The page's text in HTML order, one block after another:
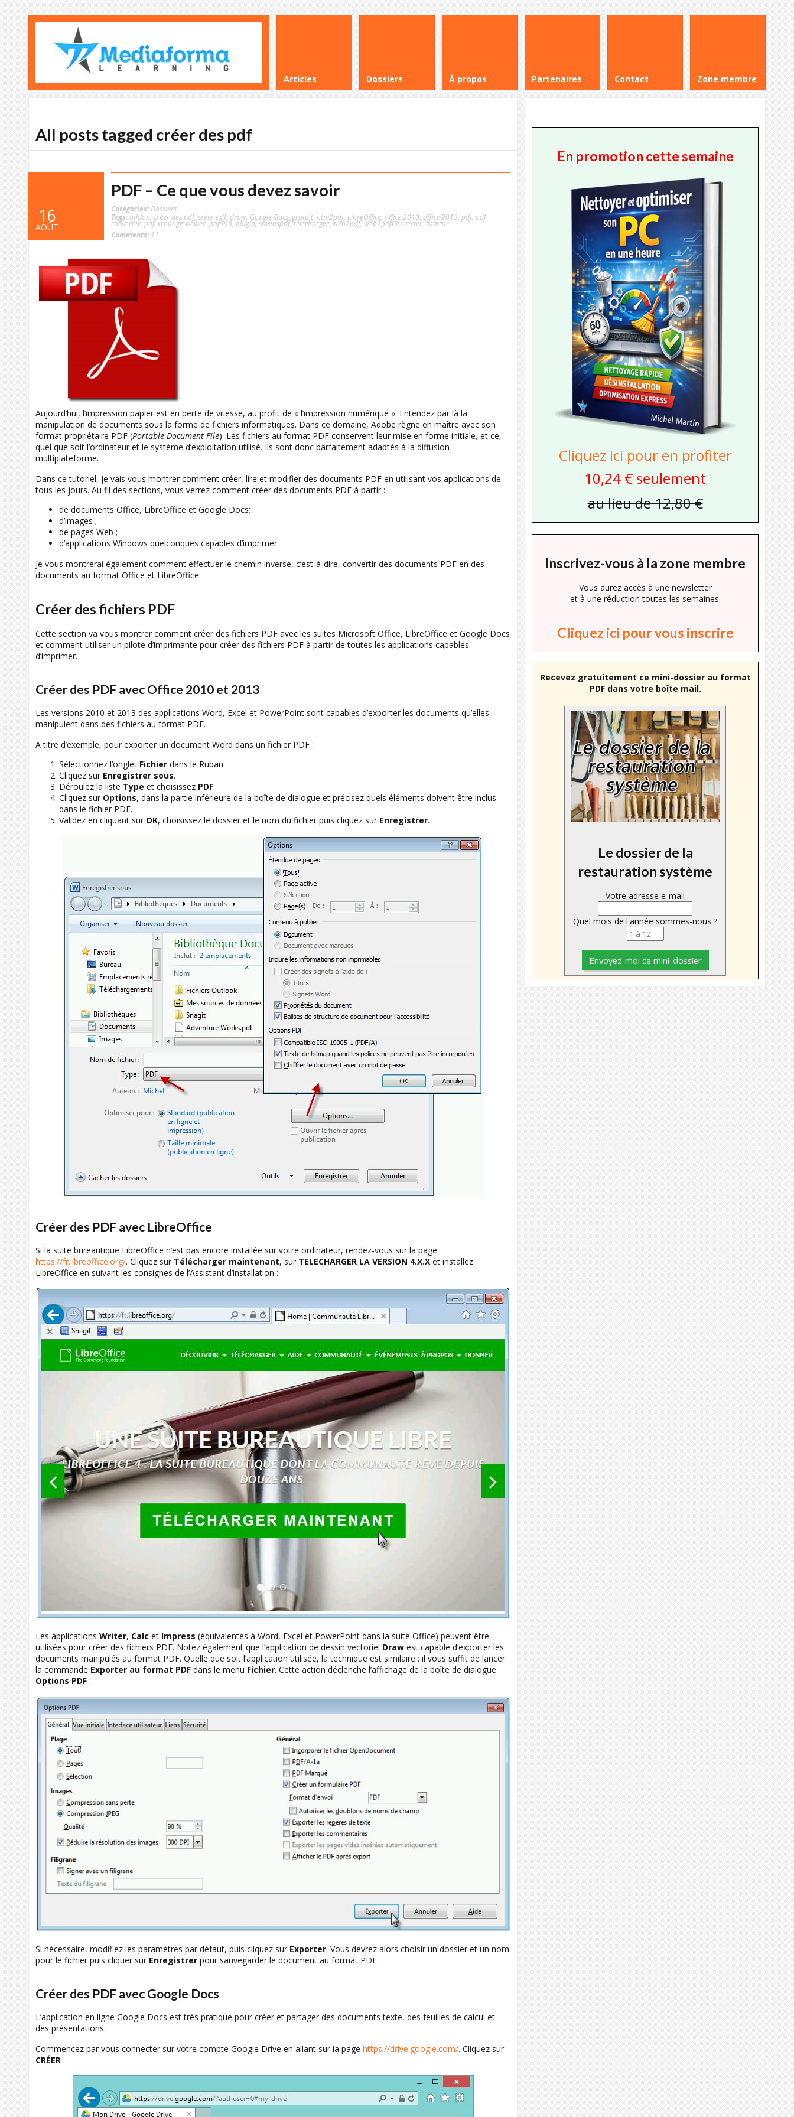
Articles Dossiers À propos Partenaires Contact Zone membre
All posts tagged créer des pdf
16
AOÛT
PDF – Ce que vous devez savoir
Categories: Dossiers
Tags: addon créer des pdf, créer pdf, draw Google Docs gratuit htm2pdf, LibreOffice office 2010 office 2013 pdf, pdf
converter pdf-xchange-viewer pdf995 plugin saveaspdf,télécharger web2pdf, web2pdfConverter zamzar
Comments: 11
Aujourd’hui, l’impression papier est en perte de vitesse, au profit de « l’impression numérique ». Entendez par là la
manipulation de documents sous la forme de fichiers informatiques. Dans ce domaine, Adobe règne en maître avec son
format propriétaire PDF (Portable Document File). Les fichiers au format PDF conservent leur mise en forme initiale, et ce,
quel que soit l’ordinateur et le système d’exploitation utilisé. Ils sont donc parfaitement adaptés à la diffusion
multiplateforme.
Dans ce tutoriel, je vais vous montrer comment créer, lire et modifier des documents PDF en utilisant vos applications de
tous les jours. Au fil des sections, vous verrez comment créer des documents PDF à partir :
de documents Office, LibreOffice et Google Docs;
d’images ;
de pages Web ;
d’applications Windows quelconques capables d’imprimer.
Je vous montrerai également comment effectuer le chemin inverse, c’est-à-dire, convertir des documents PDF en des
documents au format Office et LibreOffice.
Créer des fichiers PDF
Cette section va vous montrer comment créer des fichiers PDF avec les suites Microsoft Office, LibreOffice et Google Docs
et comment utiliser un pilote d’imprimante pour créer des fichiers PDF à partir de toutes les applications capables
d’imprimer.
Créer des PDF avec Office 2010 et 2013
Les versions 2010 et 2013 des applications Word, Excel et PowerPoint sont capables d’exporter les documents qu’elles
manipulent dans des fichiers au format PDF.
A titre d’exemple, pour exporter un document Word dans un fichier PDF :
Sélectionnez l’onglet Fichier dans le Ruban.
Cliquez sur Enregistrer sous.
Déroulez la liste Type et choisissez PDF.
Cliquez sur Options, dans la partie inférieure de la boîte de dialogue et précisez quels éléments doivent être inclus
dans le fichier PDF.
Validez en cliquant sur OK, choisissez le dossier et le nom du fichier puis cliquez sur Enregistrer.
Créer des PDF avec LibreOffice
Si la suite bureautique LibreOffice n’est pas encore installée sur votre ordinateur, rendez-vous sur la page
https://fr.libreoffice.org/. Cliquez sur Télécharger maintenant, sur TELECHARGER LA VERSION 4.X.X et installez
LibreOffice en suivant les consignes de l’Assistant d’installation :
Les applications Writer, Calc et Impress (équivalentes à Word, Excel et PowerPoint dans la suite Office) peuvent être
utilisées pour créer des fichiers PDF. Notez également que l’application de dessin vectoriel Draw est capable d’exporter les
documents manipulés au format PDF. Quelle que soit l’application utilisée, la technique est similaire : il vous suffit de lancer
la commande Exporter au format PDF dans le menu Fichier. Cette action déclenche l’affichage de la boîte de dialogue
Options PDF :
Si nécessaire, modifiez les paramètres par défaut, puis cliquez sur Exporter. Vous devrez alors choisir un dossier et un nom
pour le fichier puis cliquer sur Enregistrer pour sauvegarder le document au format PDF.
Créer des PDF avec Google Docs
L’application en ligne Google Docs est très pratique pour créer et partager des documents texte, des feuilles de calcul et
des présentations.
Commencez par vous connecter sur votre compte Google Drive en allant sur la page https://drive.google.com/. Cliquez sur
CRÉER :
En promotion cette semaine
Cliquez ici pour en profiter
10,24 € seulement
au lieu de 12,80 €
Inscrivez-vous à la zone membre
Vous aurez accès à une newsletter
et à une réduction toutes les semaines.
Cliquez ici pour vous inscrire
Recevez gratuitement ce mini-dossier au format
PDF dans votre boîte mail.
Le dossier de la
restauration système
Votre adresse e-mail
Quel mois de l'année sommes-nous ?